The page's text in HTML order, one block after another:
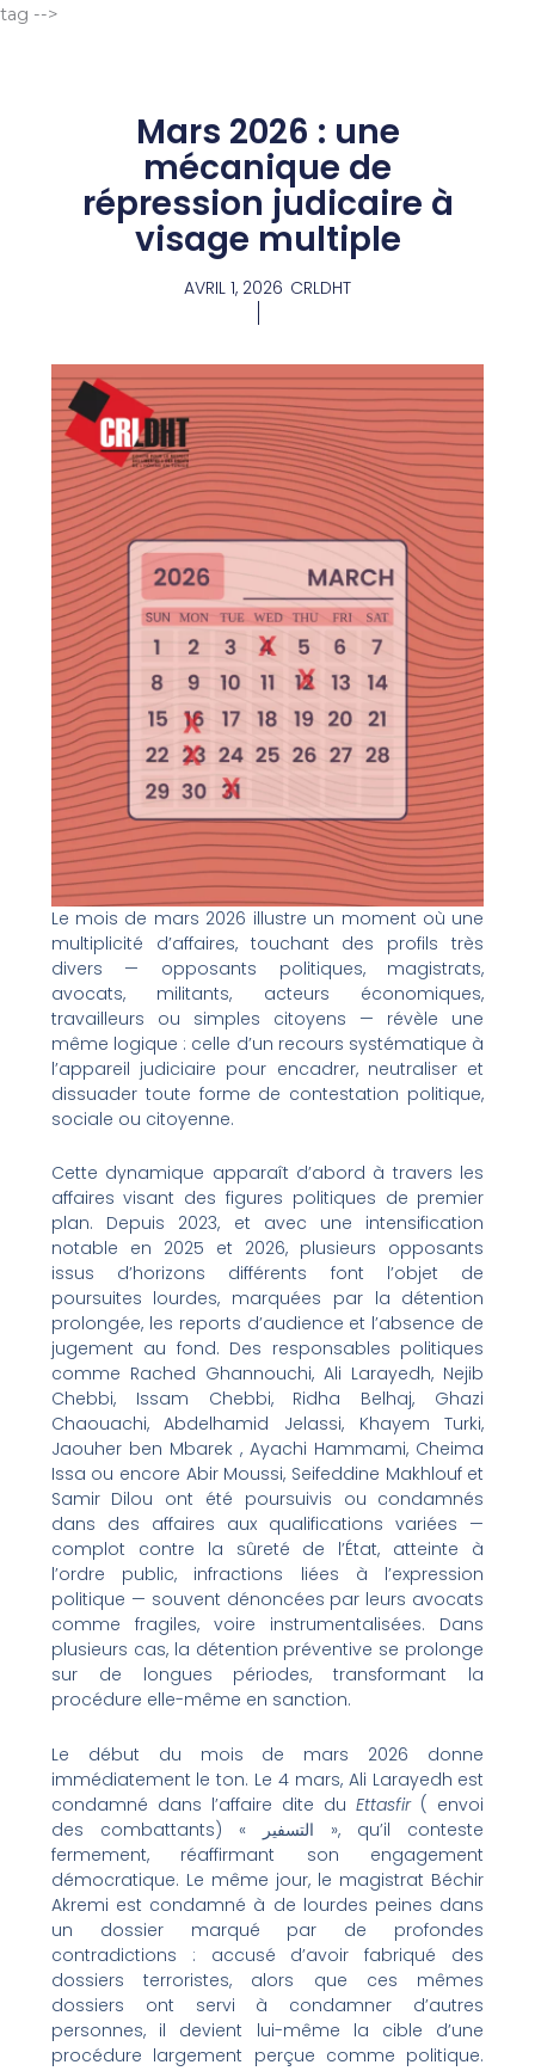
tag -->
Mars 2026 : une
mécanique de
répression judicaire à
visage multiple
AVRIL 1, 2026 CRLDHT
Le mois de mars 2026 illustre un moment où une
multiplicité d’affaires, touchant des profils très
divers — opposants politiques, magistrats,
avocats, militants, acteurs économiques,
travailleurs ou simples citoyens — révèle une
même logique : celle d’un recours systématique à
l’appareil judiciaire pour encadrer, neutraliser et
dissuader toute forme de contestation politique,
sociale ou citoyenne.
Cette dynamique apparaît d’abord à travers les
affaires visant des figures politiques de premier
plan. Depuis 2023, et avec une intensification
notable en 2025 et 2026, plusieurs opposants
issus d’horizons différents font l’objet de
poursuites lourdes, marquées par la détention
prolongée, les reports d’audience et l’absence de
jugement au fond. Des responsables politiques
comme Rached Ghannouchi, Ali Larayedh, Nejib
Chebbi, Issam Chebbi, Ridha Belhaj, Ghazi
Chaouachi, Abdelhamid Jelassi, Khayem Turki,
Jaouher ben Mbarek , Ayachi Hammami, Cheima
Issa ou encore Abir Moussi, Seifeddine Makhlouf et
Samir Dilou ont été poursuivis ou condamnés
dans des affaires aux qualifications variées —
complot contre la sûreté de l’État, atteinte à
l’ordre public, infractions liées à l’expression
politique — souvent dénoncées par leurs avocats
comme fragiles, voire instrumentalisées. Dans
plusieurs cas, la détention préventive se prolonge
sur de longues périodes, transformant la
procédure elle-même en sanction.
Le début du mois de mars 2026 donne
immédiatement le ton. Le 4 mars, Ali Larayedh est
condamné dans l’affaire dite duEttasfir( envoi
des combattants) « التسفير », qu’il conteste
fermement, réaffirmant son engagement
démocratique. Le même jour, le magistrat Béchir
Akremi est condamné à de lourdes peines dans
un dossier marqué par de profondes
contradictions : accusé d’avoir fabriqué des
dossiers terroristes, alors que ces mêmes
dossiers ont servi à condamner d’autres
personnes, il devient lui-même la cible d’une
procédure largement perçue comme politique.